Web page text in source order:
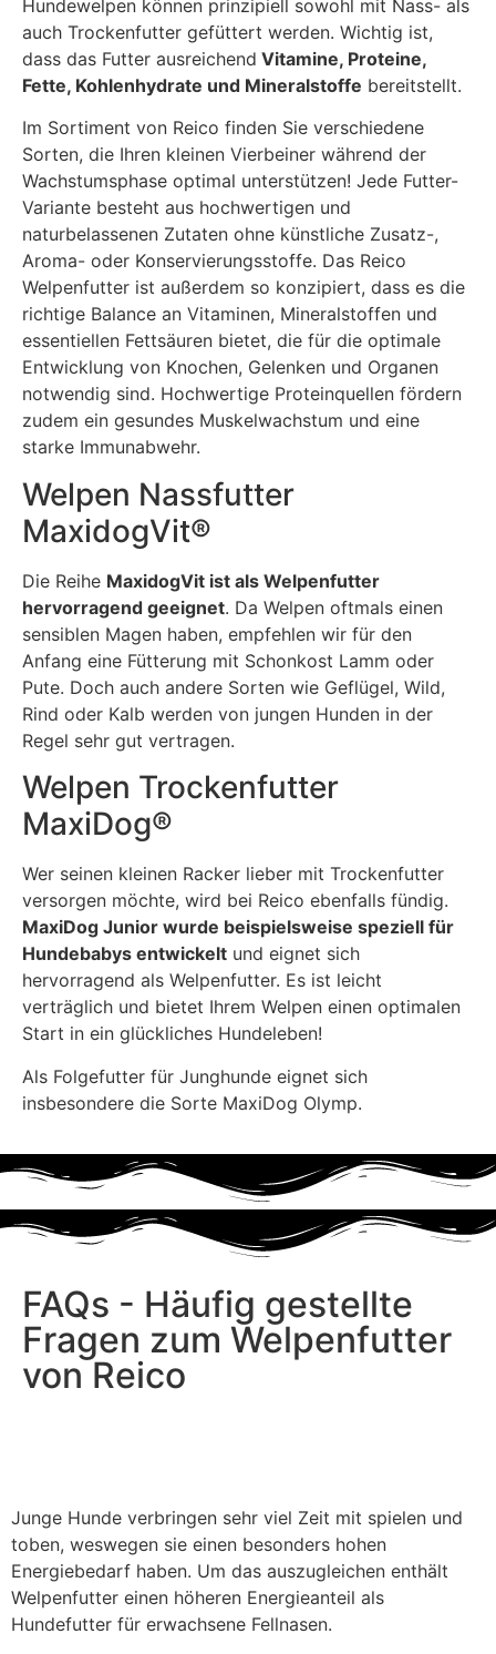
Hundewelpen können prinzipiell sowohl mit Nass- als
auch Trockenfutter gefüttert werden. Wichtig ist,
dass das Futter ausreichend Vitamine, Proteine,
Fette, Kohlenhydrate und Mineralstoffe bereitstellt.
Im Sortiment von Reico finden Sie verschiedene
Sorten, die Ihren kleinen Vierbeiner während der
Wachstumsphase optimal unterstützen! Jede Futter-
Variante besteht aus hochwertigen und
naturbelassenen Zutaten ohne künstliche Zusatz-,
Aroma- oder Konservierungsstoffe. Das Reico
Welpenfutter ist außerdem so konzipiert, dass es die
richtige Balance an Vitaminen, Mineralstoffen und
essentiellen Fettsäuren bietet, die für die optimale
Entwicklung von Knochen, Gelenken und Organen
notwendig sind. Hochwertige Proteinquellen fördern
zudem ein gesundes Muskelwachstum und eine
starke Immunabwehr.
Welpen Nassfutter
MaxidogVit®
Die Reihe MaxidogVit ist als Welpenfutter
hervorragend geeignet. Da Welpen oftmals einen
sensiblen Magen haben, empfehlen wir für den
Anfang eine Fütterung mit Schonkost Lamm oder
Pute. Doch auch andere Sorten wie Geflügel, Wild,
Rind oder Kalb werden von jungen Hunden in der
Regel sehr gut vertragen.
Welpen Trockenfutter
MaxiDog®
Wer seinen kleinen Racker lieber mit Trockenfutter
versorgen möchte, wird bei Reico ebenfalls fündig.
MaxiDog Junior wurde beispielsweise speziell für
Hundebabys entwickelt und eignet sich
hervorragend als Welpenfutter. Es ist leicht
verträglich und bietet Ihrem Welpen einen optimalen
Start in ein glückliches Hundeleben!
Als Folgefutter für Junghunde eignet sich
insbesondere die Sorte MaxiDog Olymp.
FAQs - Häufig gestellte
Fragen zum Welpenfutter
von Reico
Junge Hunde verbringen sehr viel Zeit mit spielen und
toben, weswegen sie einen besonders hohen
Energiebedarf haben. Um das auszugleichen enthält
Welpenfutter einen höheren Energieanteil als
Hundefutter für erwachsene Fellnasen.